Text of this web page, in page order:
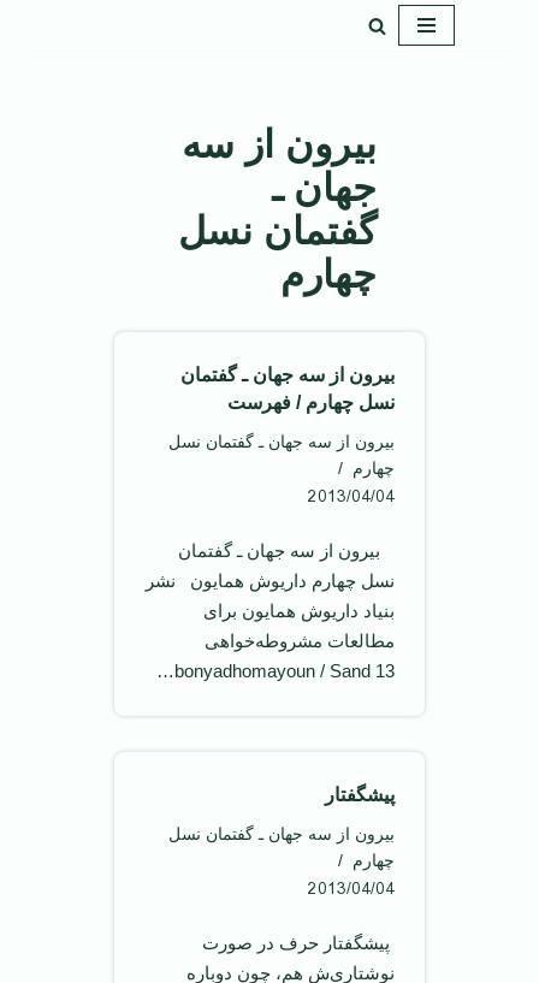
بیرون از سه
جهان ـ
گفتمان نسل
چهارم
بیرون از سه جهان ـ گفتمان
نسل چهارم / فهرست
بیرون از سه جهان ـ گفتمان نسل
چهارم
2013/04/04
‌ ‌ ‌ بیرون از سه جهان ـ گفتمان
نسل چهارم داریوش همایون نشر
بنیاد داریوش همایون برای
مطالعات مشروطه‌خواهی
bonyadhomayoun / Sand 13…
پیشگفتار
بیرون از سه جهان ـ گفتمان نسل
چهارم
2013/04/04
‌ پیشگفتار حرف در صورت
نوشتاری‌ش هم، چون دوباره